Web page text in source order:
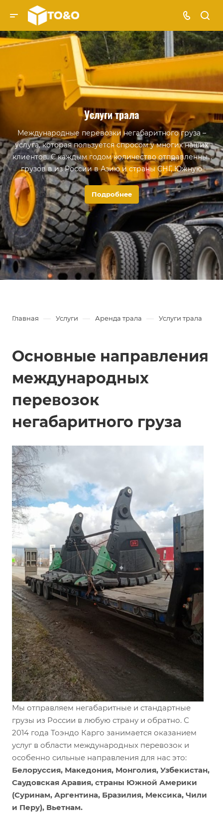
Услуги трала
Международные перевозки негабаритного груза –
услуга, которая пользуется спросом у многих наших
клиентов. С каждым годом количество отправленных
грузов в из России в Азию и страны СНГ, Южную
Америку растет в связи с развитием торгово-
экономических отношений.
Подробнее
Главная — Услуги — Аренда трала — Услуги трала
Основные направления
международных
перевозок
негабаритного груза
Мы отправляем негабаритные и стандартные
грузы из России в любую страну и обратно. С
2014 года Тоэндо Карго занимается оказанием
услуг в области международных перевозок и
особенно сильные направления для нас это:
Белоруссия, Македония, Монголия, Узбекистан,
Саудовская Аравия, страны Южной Америки
(Суринам, Аргентина, Бразилия, Мексика, Чили
и Перу), Вьетнам.